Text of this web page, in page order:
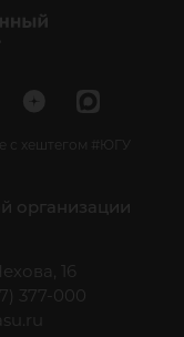
с хештегом #ЮГУ
организации
16
377-000